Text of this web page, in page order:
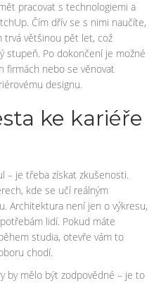
pracovat s technologiemi a
Čím dřív se s nimi naučíte,
většinou pět let, což
stupeň. Po dokončení je možné
firmách nebo se věnovat
designu.
ke kariéře
– je třeba získat zkušenosti.
kde se učí reálným
Architektura není jen o výkresu,
lidí. Pokud máte
studia, otevře vám to
chodí.
by mělo být zodpovědné – je to